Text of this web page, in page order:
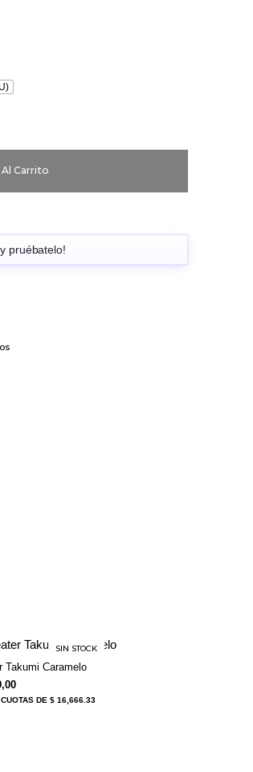
Carrito
pruébatelo!
SIN STOCK
Takumi Caramelo
DE $ 16,666.33